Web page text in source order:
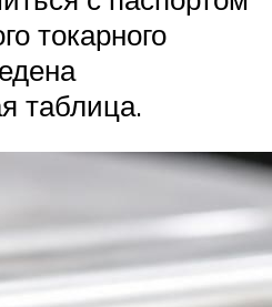
токарного
таблица.